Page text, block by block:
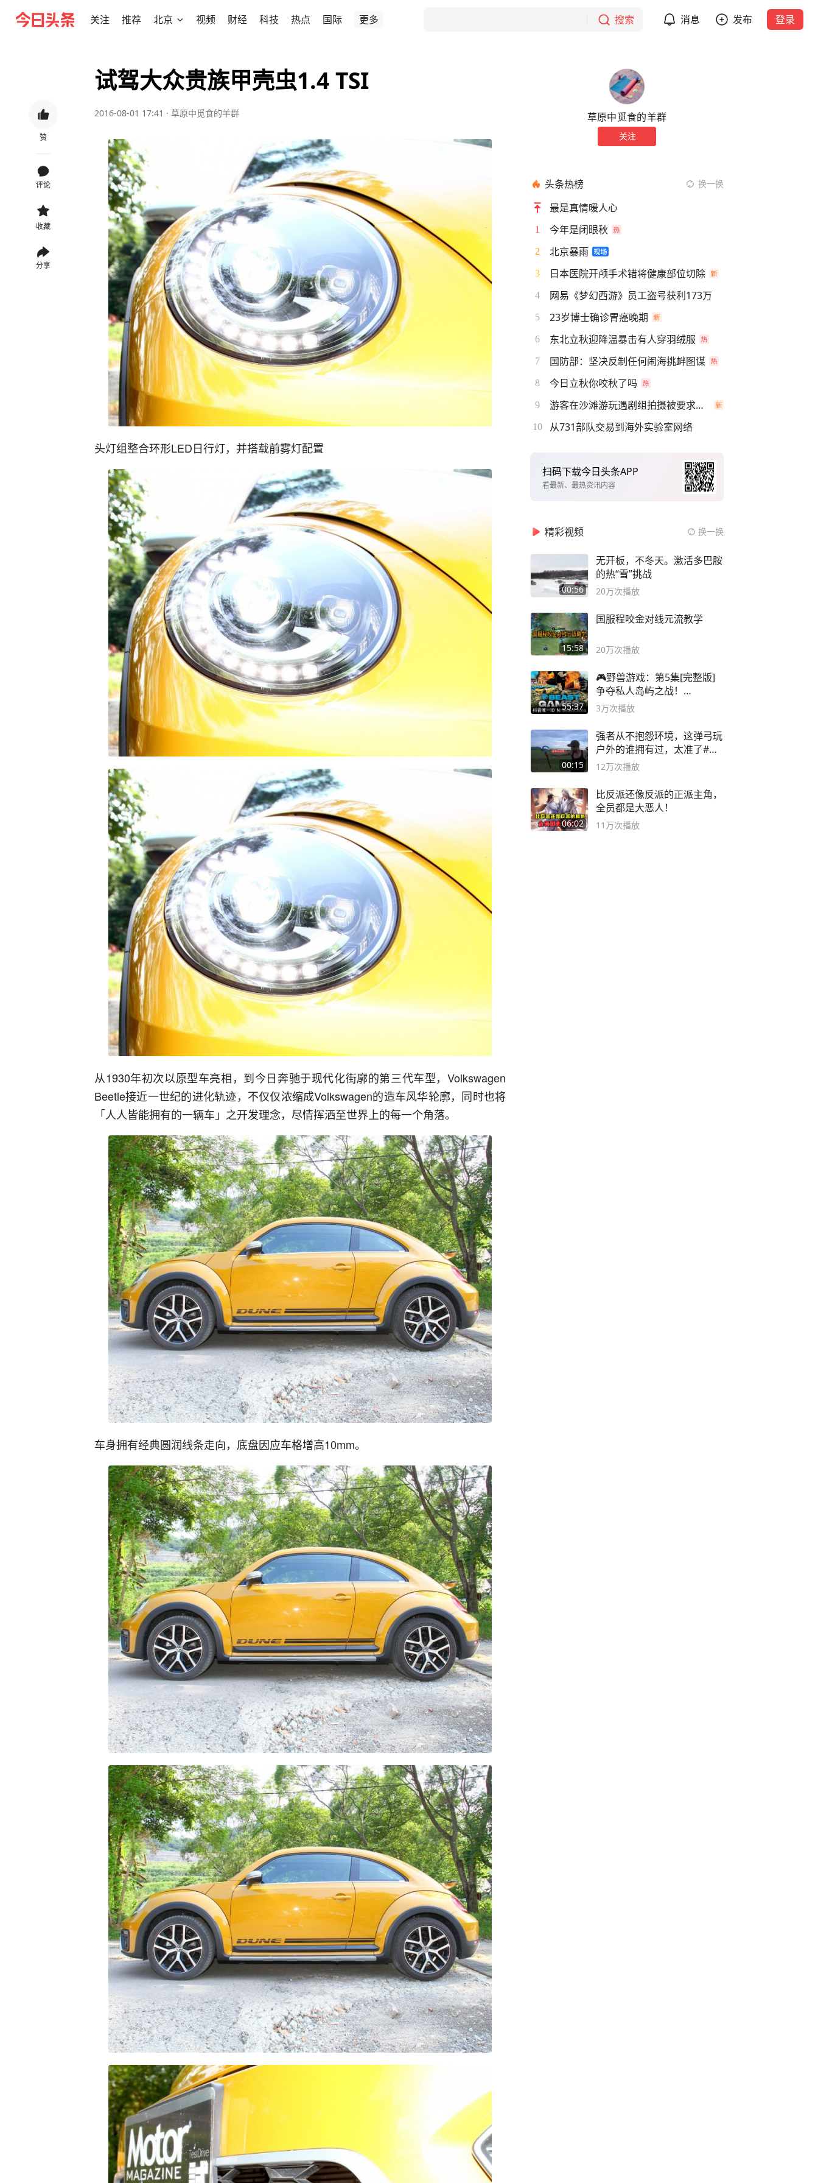
关注 推荐 北京 视频 财经 科技 热点 国际 更多 搜索 消息 发布 登录
赞
评论
收藏
分享
试驾大众贵族甲壳虫1.4 TSI
2016-08-01 17:41 · 草原中觅食的羊群
头灯组整合环形LED日行灯，并搭载前雾灯配置
从1930年初次以原型车亮相，到今日奔驰于现代化街廓的第三代车型，Volkswagen
Beetle接近一世纪的进化轨迹，不仅仅浓缩成Volkswagen的造车风华轮廓，同时也将
「人人皆能拥有的一辆车」之开发理念，尽情挥洒至世界上的每一个角落。
车身拥有经典圆润线条走向，底盘因应车格增高10mm。
草原中觅食的羊群
关注
头条热榜 换一换
最是真情暖人心
1 今年是闭眼秋
2 北京暴雨
3 日本医院开颅手术错将健康部位切除
4 网易《梦幻西游》员工盗号获利173万
5 23岁博士确诊胃癌晚期
6 东北立秋迎降温暴击有人穿羽绒服
7 国防部：坚决反制任何闹海挑衅图谋
8 今日立秋你咬秋了吗
9 游客在沙滩游玩遇剧组拍摄被要求离开
10 从731部队交易到海外实验室网络
扫码下载今日头条APP
看最新、最热资讯内容
精彩视频 换一换
00:56
无开板，不冬天。激活多巴胺
的热“雪”挑战
20万次播放
15:58
国服程咬金对线元流教学
20万次播放
55:37
🎮野兽游戏：第5集[完整版]
争夺私人岛屿之战！
#MrBeastChina
3万次播放
00:15
强者从不抱怨环境，这弹弓玩
户外的谁拥有过，太准了#弹
弓#户外
12万次播放
06:02
比反派还像反派的正派主角，
全员都是大恶人！
11万次播放